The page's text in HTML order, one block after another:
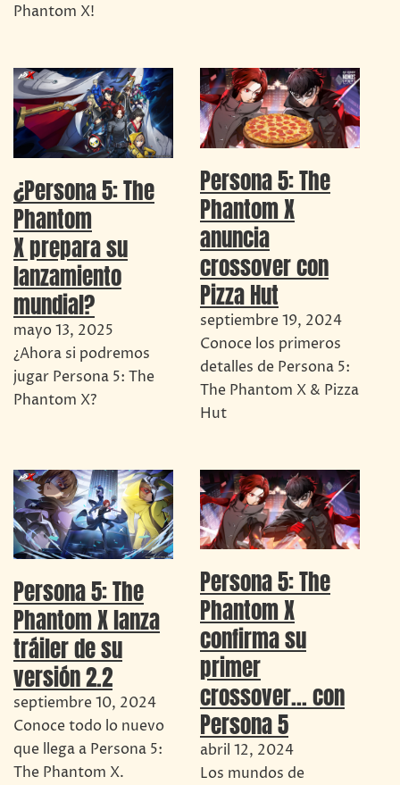
Phantom X!
¿Persona 5: The
Phantom
X prepara su
lanzamiento
mundial?
mayo 13, 2025
¿Ahora si podremos
jugar Persona 5: The
Phantom X?
Persona 5: The
Phantom X
anuncia
crossover con
Pizza Hut
septiembre 19, 2024
Conoce los primeros
detalles de Persona 5:
The Phantom X & Pizza
Hut
Persona 5: The
Phantom X lanza
tráiler de su
versión 2.2
septiembre 10, 2024
Conoce todo lo nuevo
que llega a Persona 5:
The Phantom X.
Persona 5: The
Phantom X
confirma su
primer
crossover… con
Persona 5
abril 12, 2024
Los mundos de